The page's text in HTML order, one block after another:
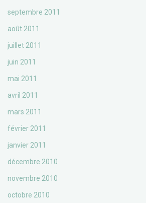
septembre 2011
août 2011
juillet 2011
juin 2011
mai 2011
avril 2011
mars 2011
février 2011
janvier 2011
décembre 2010
novembre 2010
octobre 2010